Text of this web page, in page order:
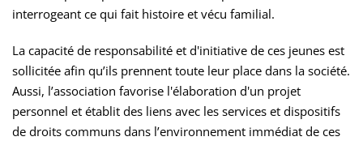
interrogeant ce qui fait histoire et vécu familial.
La capacité de responsabilité et d'initiative de ces jeunes est
sollicitée afin qu’ils prennent toute leur place dans la société.
Aussi, l’association favorise l'élaboration d'un projet
personnel et établit des liens avec les services et dispositifs
de droits communs dans l’environnement immédiat de ces